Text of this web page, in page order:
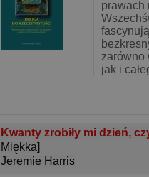
prawach
zarówno
jak i
Kwanty zrobiły mi dzień,
Miękka]
Jeremie Harris